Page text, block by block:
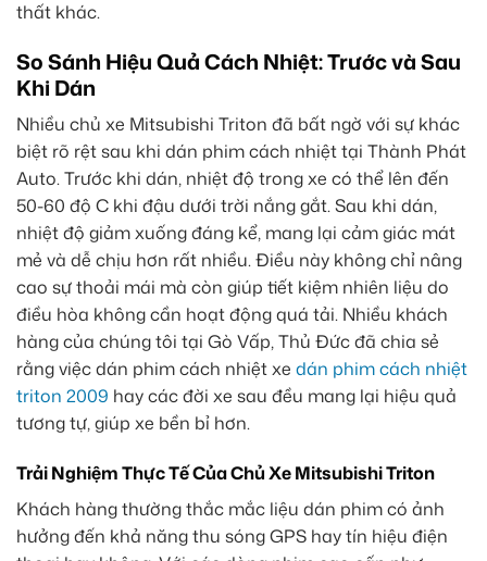
thất khác.
So Sánh Hiệu Quả Cách Nhiệt: Trước và Sau
Khi Dán
Nhiều chủ xe Mitsubishi Triton đã bất ngờ với sự khác
biệt rõ rệt sau khi dán phim cách nhiệt tại Thành Phát
Auto. Trước khi dán, nhiệt độ trong xe có thể lên đến
50-60 độ C khi đậu dưới trời nắng gắt. Sau khi dán,
nhiệt độ giảm xuống đáng kể, mang lại cảm giác mát
mẻ và dễ chịu hơn rất nhiều. Điều này không chỉ nâng
cao sự thoải mái mà còn giúp tiết kiệm nhiên liệu do
điều hòa không cần hoạt động quá tải. Nhiều khách
hàng của chúng tôi tại Gò Vấp, Thủ Đức đã chia sẻ
rằng việc dán phim cách nhiệt xe dán phim cách nhiệt
triton 2009 hay các đời xe sau đều mang lại hiệu quả
tương tự, giúp xe bền bỉ hơn.
Trải Nghiệm Thực Tế Của Chủ Xe Mitsubishi Triton
Khách hàng thường thắc mắc liệu dán phim có ảnh
hưởng đến khả năng thu sóng GPS hay tín hiệu điện